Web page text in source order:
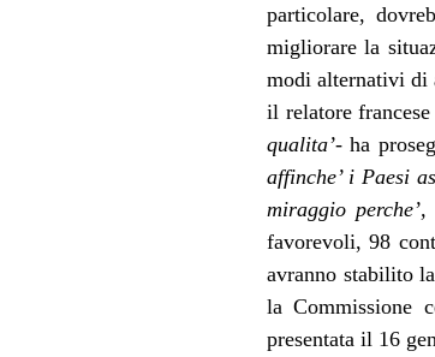
particolare,
migliorare la
modi alternativi di
il relatore
qualita’-ha
affinche’ i Paesi
miraggio
favorevoli, 98
avranno stabilito
la Commissione
presentata il 16